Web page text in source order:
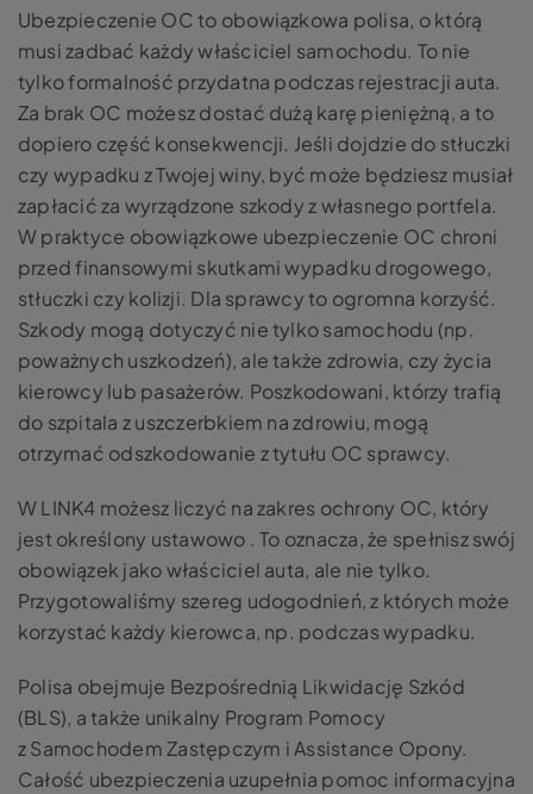
Ubezpieczenie OC to obowiązkowa polisa, o którą
musi zadbać każdy właściciel samochodu. To nie
tylko formalność przydatna podczas rejestracji auta.
Za brak OC możesz dostać dużą karę pieniężną, a to
dopiero część konsekwencji. Jeśli dojdzie do stłuczki
czy wypadku z Twojej winy, być może będziesz musiał
zapłacić za wyrządzone szkody z własnego portfela.
W praktyce obowiązkowe ubezpieczenie OC chroni
przed finansowymi skutkami wypadku drogowego,
stłuczki czy kolizji. Dla sprawcy to ogromna korzyść.
Szkody mogą dotyczyć nie tylko samochodu (np.
poważnych uszkodzeń), ale także zdrowia, czy życia
kierowcy lub pasażerów. Poszkodowani, którzy trafią
do szpitala z uszczerbkiem na zdrowiu, mogą
otrzymać odszkodowanie z tytułu OC sprawcy.
W LINK4 możesz liczyć na zakres ochrony OC, który
jest określony ustawowo . To oznacza, że spełnisz swój
obowiązek jako właściciel auta, ale nie tylko.
Przygotowaliśmy szereg udogodnień, z których może
korzystać każdy kierowca, np. podczas wypadku.
Polisa obejmuje Bezpośrednią Likwidację Szkód
(BLS), a także unikalny Program Pomocy
z Samochodem Zastępczym i Assistance Opony.
Całość ubezpieczenia uzupełnia pomoc informacyjna